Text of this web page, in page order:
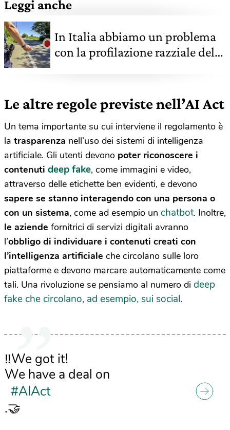
Leggi anche
In Italia abbiamo un problema
con la profilazione razziale della
Le altre regole previste nell’AI Act
Un tema importante su cui interviene il regolamento è
la trasparenza nell’uso dei sistemi di intelligenza
artificiale. Gli utenti devono poter riconoscere i
contenuti deep fake, come immagini e video,
attraverso delle etichette ben evidenti, e devono
sapere se stanno interagendo con una persona o
con un sistema, come ad esempio un chatbot. Inoltre,
le aziende fornitrici di servizi digitali avranno
l’obbligo di individuare i contenuti creati con
l’intelligenza artificiale che circolano sulle loro
piattaforme e devono marcare automaticamente come
tali. Una rivoluzione se pensiamo al numero di deep
fake che circolano, ad esempio, sui social.
‼️We got it!
We have a deal on
#AIAct
.🤝